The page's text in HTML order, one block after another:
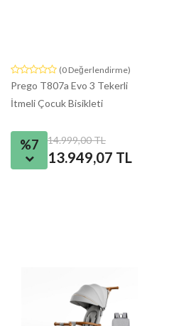
(0 Değerlendirme)
Prego T807a Evo 3 Tekerli
İtmeli Çocuk Bisikleti
%7 14.999,00 TL
13.949,07 TL